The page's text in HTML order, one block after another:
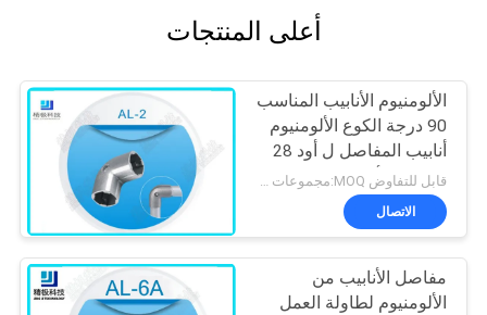
أعلى المنتجات
الألومنيوم الأنابيب المناسب
90 درجة الكوع الألومنيوم
أنابيب المفاصل ل أود 28
ملليمتر الأنابيب
قابل للتفاوض MOQ:مجموعات 500
الاتصال
مفاصل الأنابيب من
الألومنيوم لطاولة العمل